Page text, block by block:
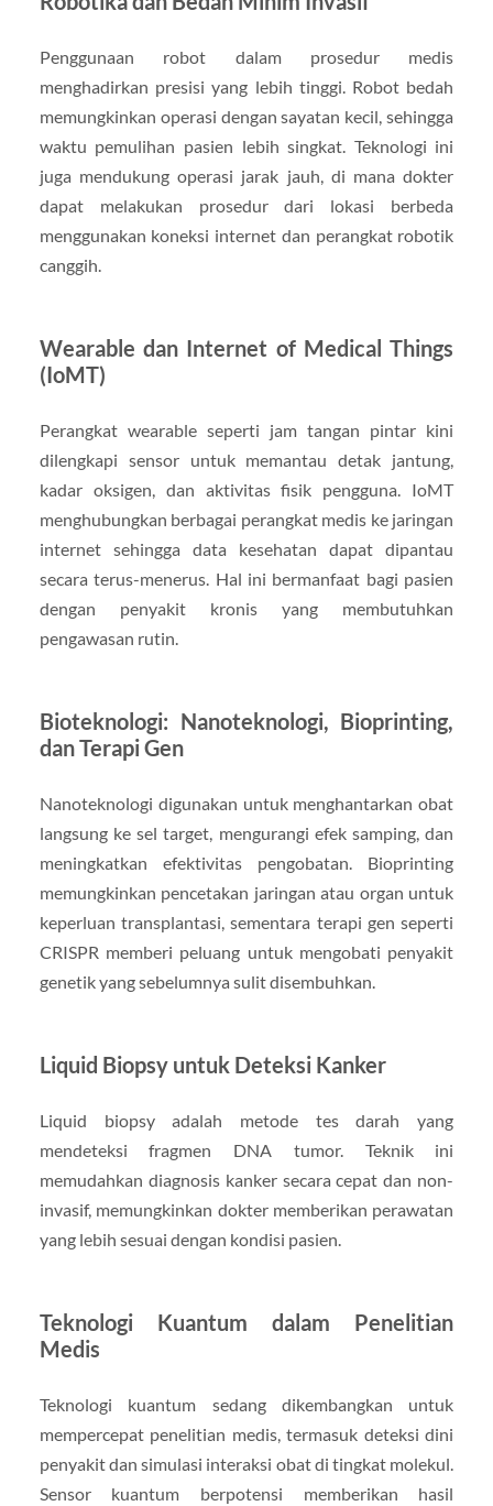
Penggunaan robot dalam prosedur medis
menghadirkan presisi yang lebih tinggi. Robot bedah
memungkinkan operasi dengan sayatan kecil, sehingga
waktu pemulihan pasien lebih singkat. Teknologi ini
juga mendukung operasi jarak jauh, di mana dokter
dapat melakukan prosedur dari lokasi berbeda
menggunakan koneksi internet dan perangkat robotik
canggih.
Wearable dan Internet of Medical Things
(IoMT)
Perangkat wearable seperti jam tangan pintar kini
dilengkapi sensor untuk memantau detak jantung,
kadar oksigen, dan aktivitas fisik pengguna. IoMT
menghubungkan berbagai perangkat medis ke jaringan
internet sehingga data kesehatan dapat dipantau
secara terus-menerus. Hal ini bermanfaat bagi pasien
dengan penyakit kronis yang membutuhkan
pengawasan rutin.
Bioteknologi: Nanoteknologi, Bioprinting,
dan Terapi Gen
Nanoteknologi digunakan untuk menghantarkan obat
langsung ke sel target, mengurangi efek samping, dan
meningkatkan efektivitas pengobatan. Bioprinting
memungkinkan pencetakan jaringan atau organ untuk
keperluan transplantasi, sementara terapi gen seperti
CRISPR memberi peluang untuk mengobati penyakit
genetik yang sebelumnya sulit disembuhkan.
Liquid Biopsy untuk Deteksi Kanker
Liquid biopsy adalah metode tes darah yang
mendeteksi fragmen DNA tumor. Teknik ini
memudahkan diagnosis kanker secara cepat dan non-
invasif, memungkinkan dokter memberikan perawatan
yang lebih sesuai dengan kondisi pasien.
Teknologi Kuantum dalam Penelitian
Medis
Teknologi kuantum sedang dikembangkan untuk
mempercepat penelitian medis, termasuk deteksi dini
penyakit dan simulasi interaksi obat di tingkat molekul.
Sensor kuantum berpotensi memberikan hasil